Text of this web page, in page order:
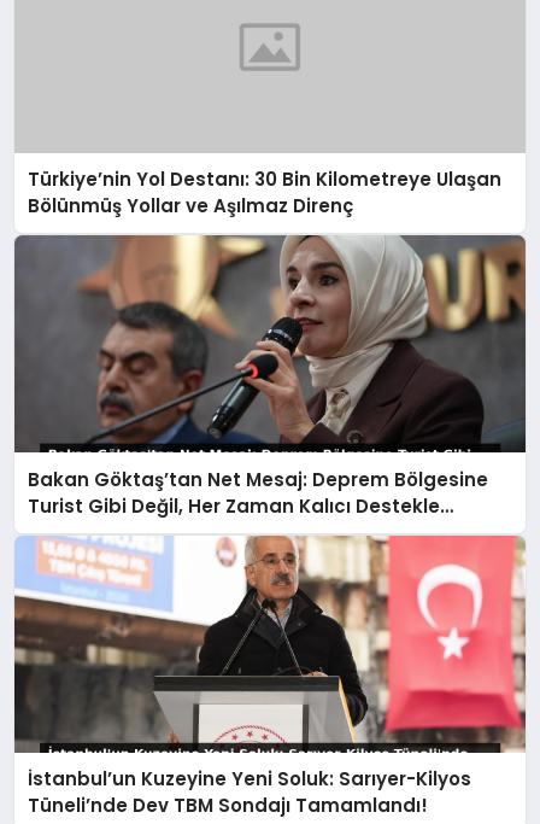
Türkiye’nin Yol Destanı: 30 Bin Kilometreye Ulaşan
Bölünmüş Yollar ve Aşılmaz Direnç
Bakan Göktaş’tan Net Mesaj: Deprem Bölgesine
Turist Gibi Değil, Her Zaman Kalıcı Destekle
Gidiyoruz!
İstanbul’un Kuzeyine Yeni Soluk: Sarıyer-Kilyos
Tüneli’nde Dev TBM Sondajı Tamamlandı!